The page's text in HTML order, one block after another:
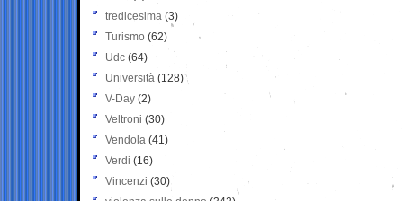
tredicesima (3)
Turismo (62)
Udc (64)
Università (128)
V-Day (2)
Veltroni (30)
Vendola (41)
Verdi (16)
Vincenzi (30)